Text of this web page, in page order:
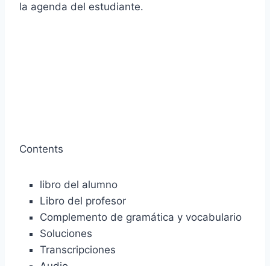
la agenda del estudiante.
Contents
libro del alumno
Libro del profesor
Complemento de gramática y vocabulario
Soluciones
Transcripciones